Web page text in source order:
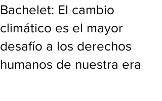
Bachelet: El cambio
climático es el mayor
desafío a los derechos
humanos de nuestra era